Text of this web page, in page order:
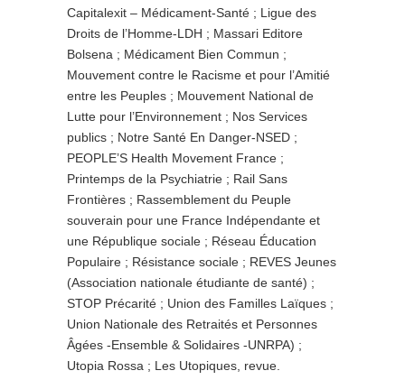
Capitalexit – Médicament-Santé ; Ligue des
Droits de l’Homme-LDH ; Massari Editore
Bolsena ; Médicament Bien Commun ;
Mouvement contre le Racisme et pour l’Amitié
entre les Peuples ; Mouvement National de
Lutte pour l’Environnement ; Nos Services
publics ; Notre Santé En Danger-NSED ;
PEOPLE’S Health Movement France ;
Printemps de la Psychiatrie ; Rail Sans
Frontières ; Rassemblement du Peuple
souverain pour une France Indépendante et
une République sociale ; Réseau Éducation
Populaire ; Résistance sociale ; REVES Jeunes
(Association nationale étudiante de santé) ;
STOP Précarité ; Union des Familles Laïques ;
Union Nationale des Retraités et Personnes
Âgées -Ensemble & Solidaires -UNRPA) ;
Utopia Rossa ; Les Utopiques, revue.